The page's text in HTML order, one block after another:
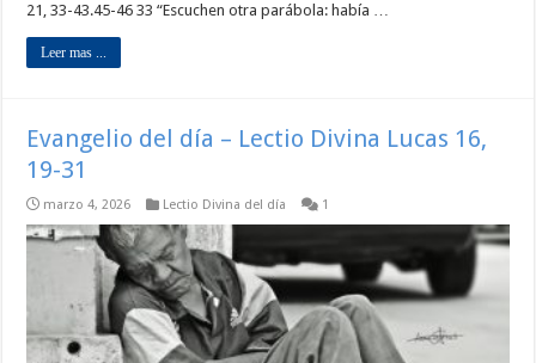
21, 33-43.45-46 33 “Escuchen otra parábola: había …
Leer mas ...
Evangelio del día – Lectio Divina Lucas 16,
19-31
marzo 4, 2026 Lectio Divina del día 1